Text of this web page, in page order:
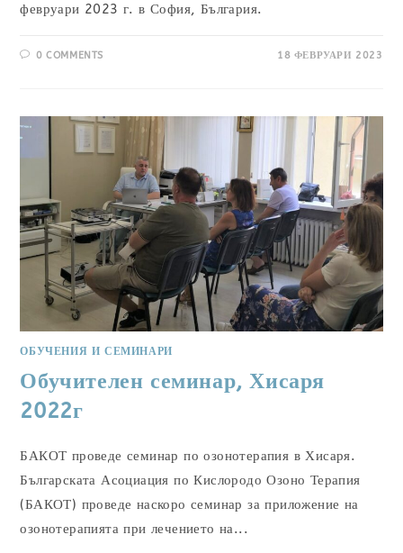
февруари 2023 г. в София, България.
0 COMMENTS 18 ФЕВРУАРИ 2023
ОБУЧЕНИЯ И СЕМИНАРИ
Обучителен семинар, Хисаря
2022г
БАКОТ проведе семинар по озонотерапия в Хисаря.
Българската Асоциация по Кислородо Озоно Терапия
(БАКОТ) проведе наскоро семинар за приложение на
озонотерапията при лечението на...